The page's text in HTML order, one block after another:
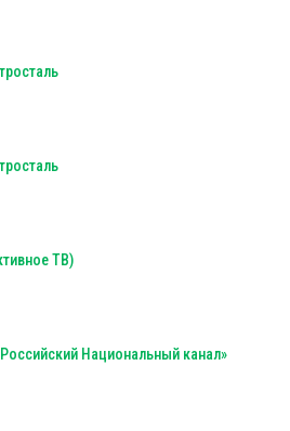
ТВ)
Национальный канал»